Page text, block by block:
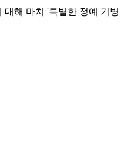
해 마치 '특별한 정예 기병